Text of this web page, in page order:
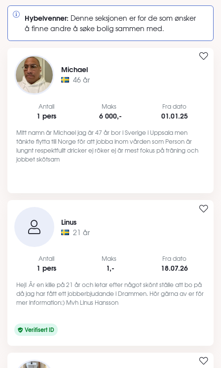
Hybelvenner: Denne seksjonen er for de som ønsker
å finne andre å søke bolig sammen med.
Michael
46 år
Antall
1 pers
Maks
6 000,-
Fra dato
01.01.25
Mitt namn är Michael jag är 47 år bor i Sverige i Uppsala men
tänkte flytta till Norge för att jobba inom vården som Person är
lungnt respektfullt dricker ej röker ej är mest fokus på träning och
jobbet skötsam
Linus
21 år
Antall
1 pers
Maks
1,-
Fra dato
18.07.26
Hej! Är en kille på 21 år och letar efter något skönt ställe att bo på
då jag har fått ett jobberbjudande i Drammen. Hör gärna av er för
mer information:) Mvh Linus Hansson
Verifisert ID